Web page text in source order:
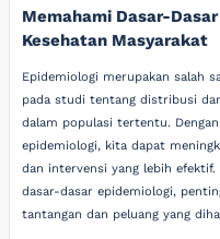
Memahami Dasar-
Kesehatan Masyarakat
Epidemiologi merupakan salah
pada studi tentang distribusi
dalam populasi tertentu.
epidemiologi, kita dapat
dan intervensi yang lebih
dasar-dasar epidemiologi,
tantangan dan peluang yang